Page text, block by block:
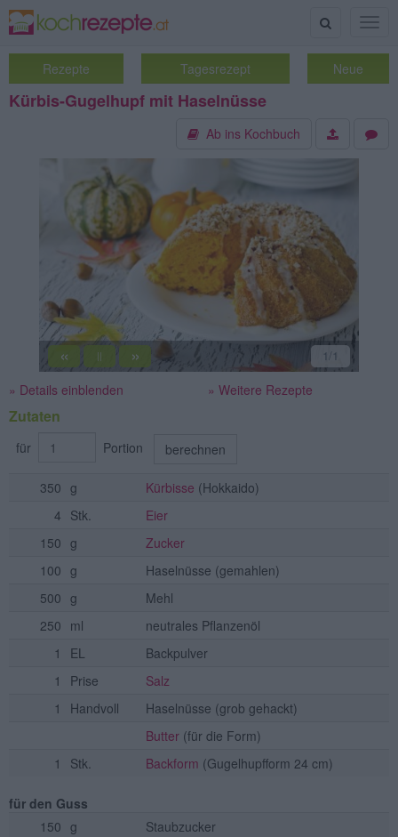
Suche
Rezepte Tagesrezept Neue
Kürbis-Gugelhupf mit Haselnüsse
Ab ins Kochbuch
« || » 1 /1
» Details einblenden » Weitere Rezepte
Zutaten
für Portion berechnen
350 g Kürbisse (Hokkaido)
4 Stk.
Eier
150 g
Zucker
100 g Haselnüsse (gemahlen)
500 g
Mehl
250 ml
neutrales Pflanzenöl
1
EL
Backpulver
1
Prise
Salz
1
Handvoll Haselnüsse (grob gehackt)
Butter (für die Form)
1
Stk. Backform (Gugelhupfform 24 cm)
für den Guss
150 g
Staubzucker